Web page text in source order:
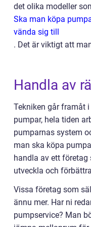
det olika modeller
Ska man köpa
vända sig till
. Det är viktigt att
Handla av
Tekniken går framåt
pumpar, hela tiden
pumparnas system
man ska köpa
handla av ett företag
utveckla och
Vissa företag som
ännu mer. Har ni
pumpservice? Man